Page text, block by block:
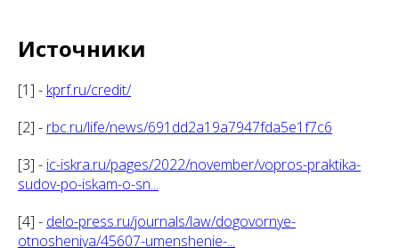
Источники
[1] - kprf.ru/credit/
[2] - rbc.ru/life/news/691dd2a19a7947fda5e1f7c6
[3] - ic-iskra.ru/pages/2022/november/vopros-praktika-
sudov-po-iskam-o-sn...
[4] - delo-press.ru/journals/law/dogovornye-
otnosheniya/45607-umenshenie-...